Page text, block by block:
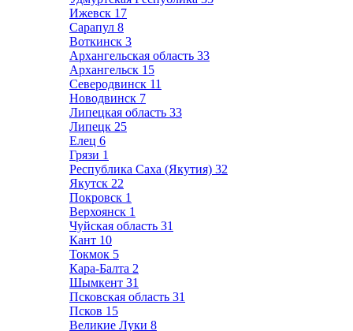
Ижевск 17
Сарапул 8
Воткинск 3
Архангельская область 33
Архангельск 15
Северодвинск 11
Новодвинск 7
Липецкая область 33
Липецк 25
Елец 6
Грязи 1
Республика Саха (Якутия) 32
Якутск 22
Покровск 1
Верхоянск 1
Чуйская область 31
Кант 10
Токмок 5
Кара-Балта 2
Шымкент 31
Псковская область 31
Псков 15
Великие Луки 8